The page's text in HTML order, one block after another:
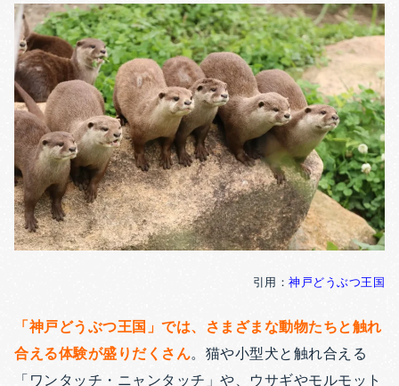
引用： 神戸どうぶつ王国
「神戸どうぶつ王国」では、さまざまな動物たちと触れ
合える体験が盛りだくさん。猫や小型犬と触れ合える
「ワンタッチ・ニャンタッチ」や、ウサギやモルモット